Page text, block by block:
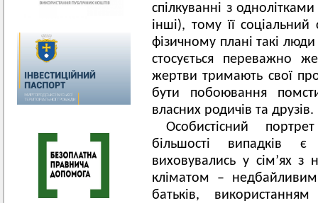
спілкуванні з
інші), тому її
фізичному плані такі
стосується переважно
жертви тримають свої
бути побоювання
власних родичів та друзів.
Особистісний
більшості випадків
виховувались у сім’ях з
кліматом –
батьків,